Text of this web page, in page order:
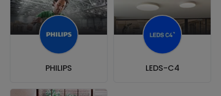
PHILIPS LEDS-C4